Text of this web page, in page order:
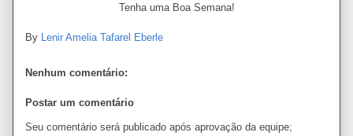
Tenha uma Boa Semana!
By Lenir Amelia Tafarel Eberle
Nenhum comentário:
Postar um comentário
Seu comentário será publicado após aprovação da equipe;